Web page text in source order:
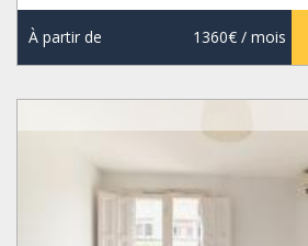
À partir de 1360€/ mois